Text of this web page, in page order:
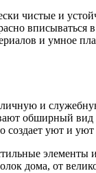
чистые и
и умное
и
обширный вид
создает уют и
дома, от